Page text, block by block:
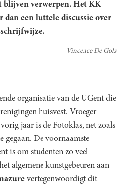
blijven verwerpen. Het KK
dan een luttele discussie over
Vincence De Gols
organisatie van de UGent die
huisvest. Vroeger
jaar is de Fotoklas, net zoals
gegaan. De voornaamste
is om studenten zo veel
algemene kunstgebeuren aan
vertegenwoordigt dit